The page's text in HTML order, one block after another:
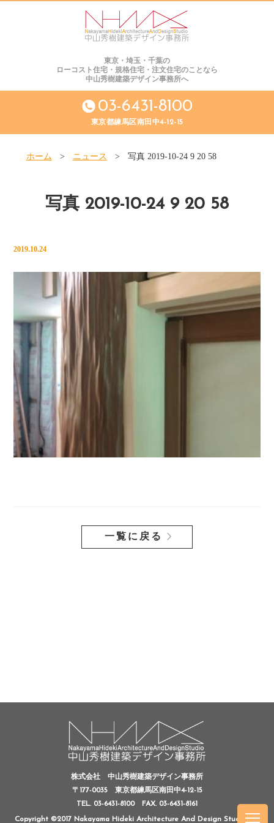
東京・埼玉・千葉の
ローコスト住宅・規格住宅・注文住宅のことなら
中山秀樹建築デザイン事務所へ
03-6431-8100
東京都練馬区南田中4-12-15
ホーム > ニュース > 写真 2019-10-24 9 20 58
写真 2019-10-24 9 20 58
2019.10.24
一覧に戻る
株式会社 中山秀樹建築デザイン事務所
〒177-0035 東京都練馬区南田中4-12-15
TEL. 03-6431-8100
FAX. 03-6431-8161
Copyright ©2017 Nakayama Hideki Architecture And Design Studio, All